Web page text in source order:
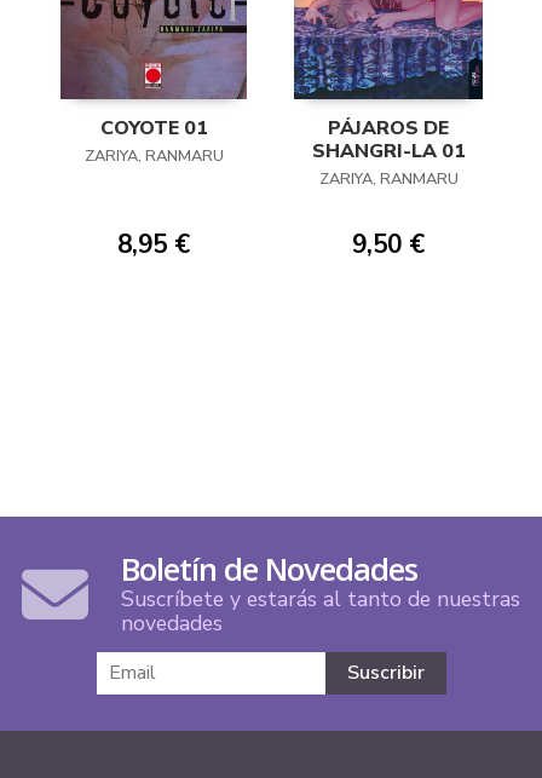
COYOTE 01
ZARIYA, RANMARU
8,95 €
PÁJAROS DE
SHANGRI-LA 01
ZARIYA, RANMARU
9,50 €
Boletín de Novedades
Suscríbete y estarás al tanto de nuestras
novedades